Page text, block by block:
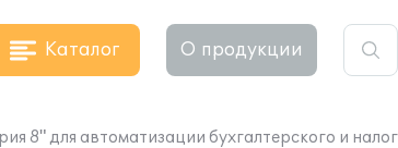
Каталог О продукции
8" для автоматизации бухгалтерского и